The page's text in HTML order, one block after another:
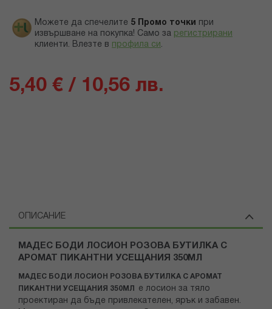
Можете да спечелите 5 Промо точки
при
извършване на покупка! Само за регистрирани
клиенти. Влезте в профила си .
5,40 € / 10,56 лв.
ОПИСАНИЕ
МАДЕС БОДИ ЛОСИОН РОЗОВА БУТИЛКА С
АРОМАТ ПИКАНТНИ УСЕЩАНИЯ 350МЛ
МАДЕС БОДИ ЛОСИОН РОЗОВА БУТИЛКА С АРОМАТ
ПИКАНТНИ УСЕЩАНИЯ 350МЛ е лосион за тяло
проектиран да бъде привлекателен, ярък и забавен.